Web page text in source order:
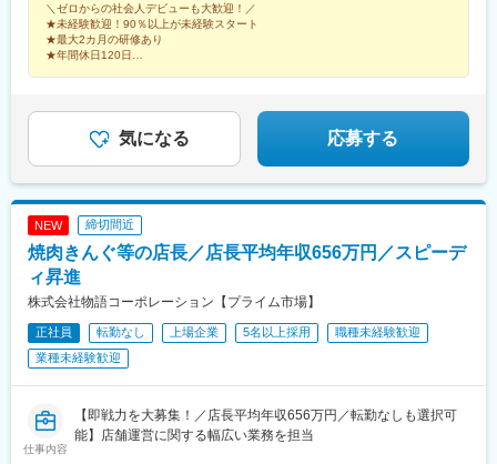
駅(東京都)、勝どき駅、八丁堀駅(東京都)、市場前駅、築地市場
駅、日本橋駅(東京都)、東陽町駅、水天宮前駅、浜町駅、内幸町
駅、新中野駅、大井町駅、五反田駅、立会川駅、大崎広小路駅、
大崎駅、北品川駅、三ツ沢下町駅、大船駅、馬車道駅、京急鶴見
台駅、横浜駅、新高島駅、関内駅、生麦駅、伊勢佐木長者町駅、
和田町駅、鷺沼駅、川崎駅、高津駅(神奈川県)、よみうりランドス
テイション駅、南橋本駅、大和駅(神奈川県)、中央林間駅、汐入
駅、大森台駅、蘇我駅、本千葉駅、葭川公園駅、浜野駅、京成船
橋駅、新船橋駅、公津の杜駅、柏駅、船橋駅、印旛日本医大駅、
印西牧の原駅、鉄道博物館駅、さいたま新都心駅、川口駅、北大
宮駅、大宮駅(埼玉県)、東大宮駅、与野本町駅、南与野駅、北本
駅、和光市駅、浦和駅、今羽駅、東宮原駅、大阪上本町駅、本町
駅、谷町四丁目駅、なんば駅(地下鉄)、大阪ビジネスパーク駅、心
斎橋駅、森ノ宮駅、長堀橋駅、近鉄日本橋駅、北浜駅(大阪府)、淀
屋橋駅、堺東駅、上野芝駅、西三荘駅、堺筋本町駅、名鉄名古屋
駅、名古屋駅、矢場町駅、久屋大通駅、神領駅、荒子川公園駅、
光寺駅、高蔵寺駅、春日井駅(中央本線)、中部国際空港駅(鉄道)、
京都河原町駅、学研奈良登美ケ丘駅、烏丸駅、小倉駅(京都府)、伊
＼ゼロからの社会人デビューも大歓迎！／
★未経験歓迎！90％以上が未経験スタート
★最大2カ月の研修あり
★年間休日120日
★業界売上高No.1気になる 応募する
NEW 締切間近
焼肉きんぐ等の店長／店長平均年収656万円／スピーデ
ィ昇進
株式会社物語コーポレーション【プライム市場】
正社員 転勤なし 上場企業 5名以上採用
職種未経験歓迎
業種未経験歓迎
仕事内容
【即戦力を大募集！／店長平均年収656万円／転勤なしも選択可
能】店舗運営に関する幅広い業務を担当